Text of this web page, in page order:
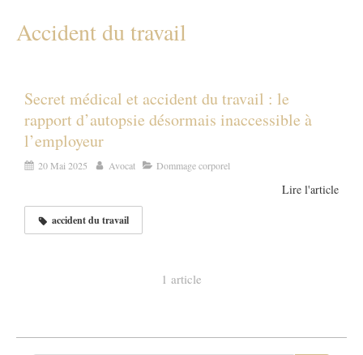
Accident du travail
Secret médical et accident du travail : le
rapport d’autopsie désormais inaccessible à
l’employeur
20 Mai 2025 Avocat Dommage corporel
Lire l'article
accident du travail
1 article